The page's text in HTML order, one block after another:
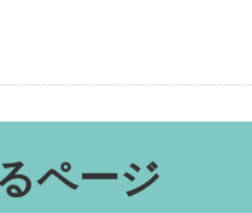
ページ